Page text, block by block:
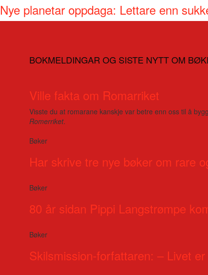
Nye planetar oppdaga: Lettare enn
BOKMELDINGAR OG SISTE NYTT OM
Ville fakta om Romarriket
Visste du at romarane kanskje var betre enn oss til å
Romerriket.
Bøker
Har skrive tre nye bøker om rare
Bøker
80 år sidan Pippi Langstrømpe
Bøker
Skilsmission-forfattaren: – Livet